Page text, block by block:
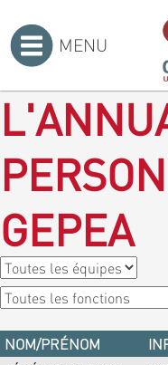
MENU
GEPEA
NOM/PRÉNOM